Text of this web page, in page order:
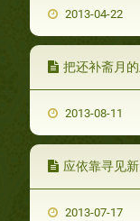
2013-04-22
把还补斋月的主
2013-08-11
应依靠寻见
2013-07-17